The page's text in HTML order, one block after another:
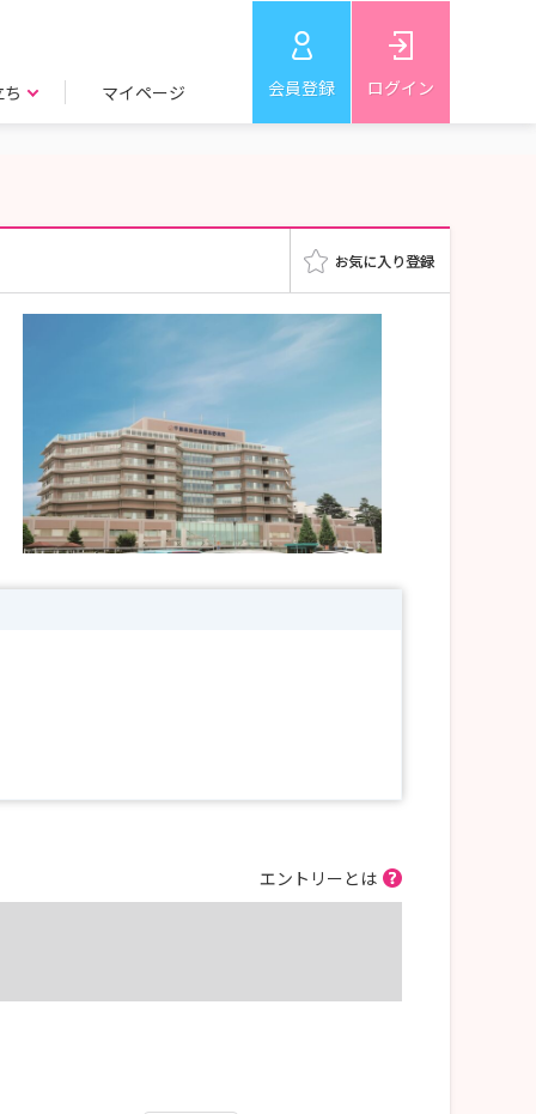
マイページ 会員登録 ログイン
エントリーとは